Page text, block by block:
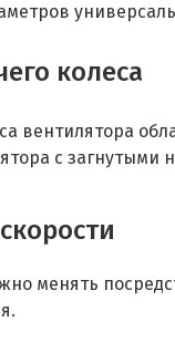
колеса
вентилятора
с загнутыми
менять